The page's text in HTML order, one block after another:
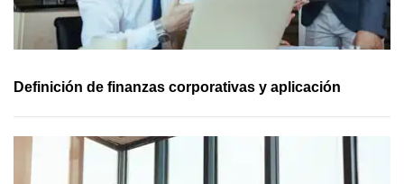
Definición de finanzas corporativas y aplicación